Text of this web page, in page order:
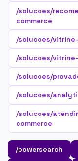
/solucoes/
commerce
/solucoes/
/solucoes/
/solucoes/
/solucoes/
/solucoes/
commerce
/powersearch